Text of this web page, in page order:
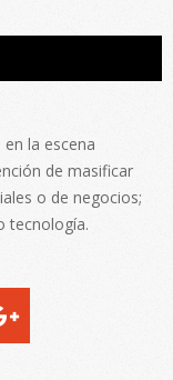
la escena
de masificar
o de negocios;
tecnología.